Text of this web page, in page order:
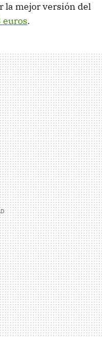
la mejor versión del
euros.